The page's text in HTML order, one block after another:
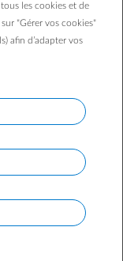
avec une
Projects
tous les cookies et de
"Gérer vos cookies"
afin d’adapter vos